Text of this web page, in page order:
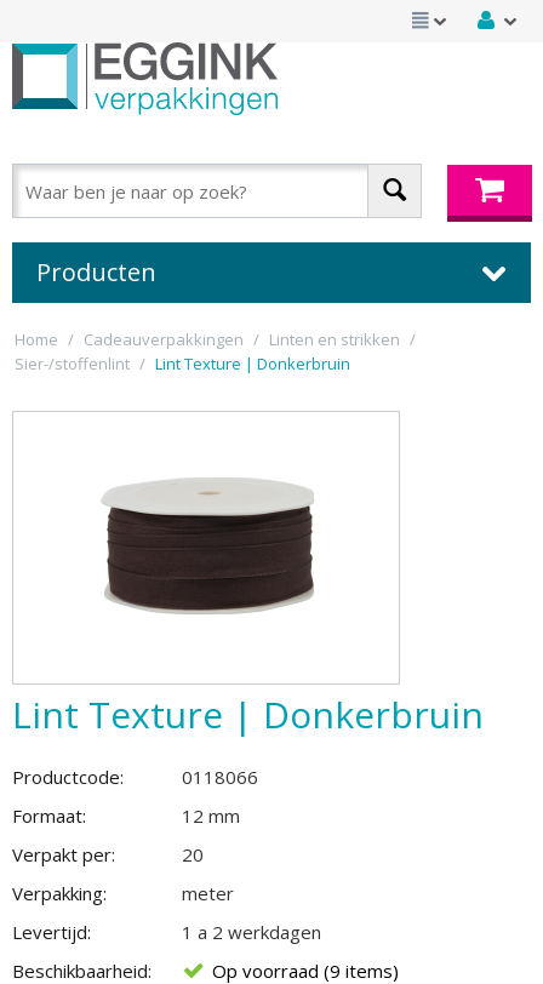
Producten
Home / Cadeauverpakkingen / Linten en strikken /
Sier-/stoffenlint / Lint Texture | Donkerbruin
Lint Texture | Donkerbruin
Productcode:
0118066
Formaat:
12 mm
Verpakt per:
20
Verpakking:
meter
Levertijd:
1 a 2 werkdagen
Beschikbaarheid:
Op voorraad (9 items)